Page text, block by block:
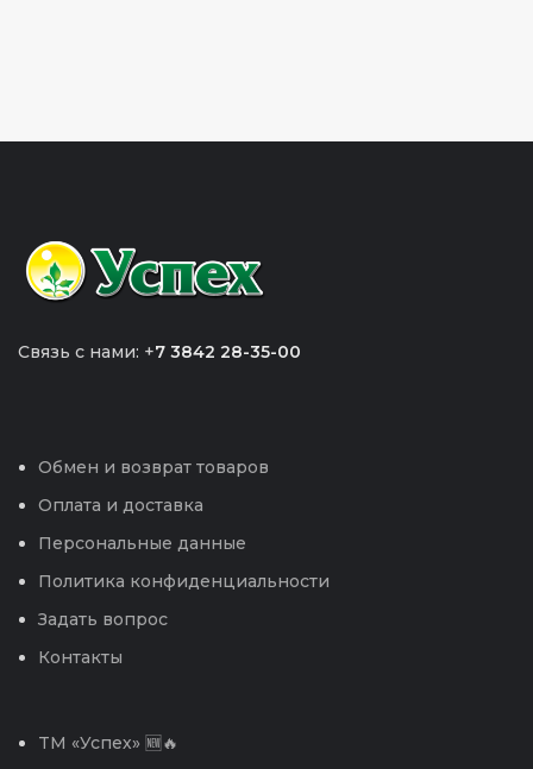
Связь с нами: +7 3842 28-35-00
Обмен и возврат товаров
Оплата и доставка
Персональные данные
Политика конфиденциальности
Задать вопрос
Контакты
TM «Успех» 🆕🔥